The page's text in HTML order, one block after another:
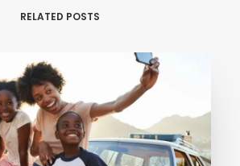
RELATED POSTS